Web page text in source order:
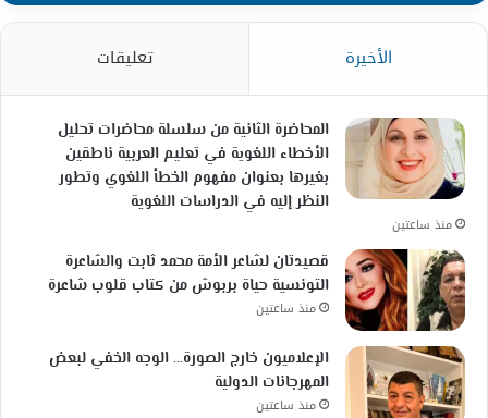
الأخيرة تعليقات
المحاضرة الثانية من سلسلة محاضرات تحليل
الأخطاء اللغوية في تعليم العربية ناطقين
بغيرها بعنوان مفهوم الخطأ اللغوي وتطور
النظر إليه في الدراسات اللغوية
منذ ساعتين
قصيدتان لشاعر الأمة محمد ثابت والشاعرة
التونسية حياة بربوش من كتاب قلوب شاعرة
منذ ساعتين
الإعلاميون خارج الصورة… الوجه الخفي لبعض
المهرجانات الدولية
منذ ساعتين